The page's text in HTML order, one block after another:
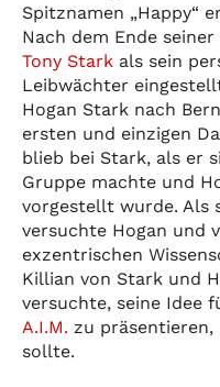
Spitznamen „Happy“
Nach dem Ende
Tony Stark als sein
Leibwächter
Hogan Stark nach
ersten und einzigen
blieb bei Stark, als er
Gruppe machte und
vorgestellt wurde. Als
versuchte Hogan und
exzentrischen
Killian von Stark und
versuchte, seine Idee
A.I.M. zu
sollte.